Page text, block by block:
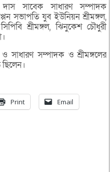
দাস সাবেক সাধারণ সম্পাদক
সভাপতি যুব ইউনিয়ন শ্রীমঙ্গল,
শ্রীমঙ্গল, ঝিনুকেশ চৌধুরী
সাধারণ সম্পাদক ও শ্রীমঙ্গলের
Print Email